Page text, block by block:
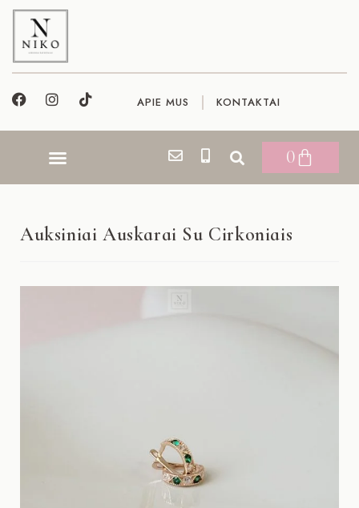
APIE MUS KONTAKTAI
0
Auksiniai Auskarai Su Cirkoniais